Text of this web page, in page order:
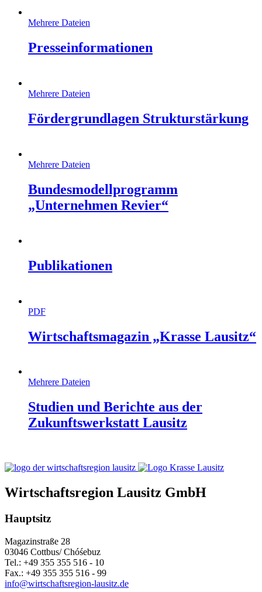
Mehrere Dateien
Presseinformationen
Mehrere Dateien
Fördergrundlagen Strukturstärkung
Mehrere Dateien
Bundesmodellprogramm
„Unternehmen Revier“
Publikationen
PDF
Wirtschaftsmagazin „Krasse Lausitz“
Mehrere Dateien
Studien und Berichte aus der
Zukunftswerkstatt Lausitz
Wirtschaftsregion Lausitz GmbH
Hauptsitz
Magazinstraße 28
03046 Cottbus/ Chóśebuz
Tel.: +49 355 355 516 - 10
Fax.: +49 355 355 516 - 99
info@wirtschaftsregion-lausitz.de